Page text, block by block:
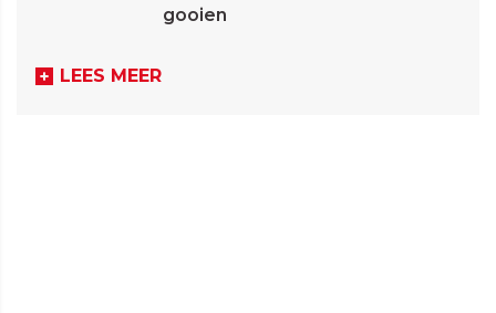
gooien
LEES MEER